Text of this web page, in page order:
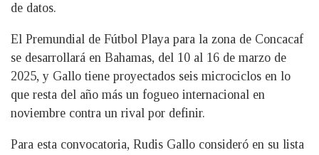
de datos.
El Premundial de Fútbol Playa para la zona de Concacaf
se desarrollará en Bahamas, del 10 al 16 de marzo de
2025, y Gallo tiene proyectados seis microciclos en lo
que resta del año más un fogueo internacional en
noviembre contra un rival por definir.
Para esta convocatoria, Rudis Gallo consideró en su lista